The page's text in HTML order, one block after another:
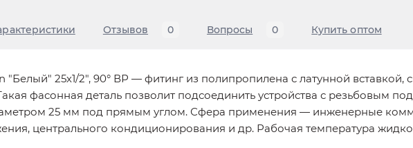
Отзывов 0 Вопросы 0 Купить оптом
"Белый" 25х1/2", 90° ВР — фитинг из полипропилена с латунной
фасонная деталь позволит подсоединить устройства с резьбовым
25 мм под прямым углом. Сфера применения — инженерные
центрального кондиционирования и др. Рабочая температура